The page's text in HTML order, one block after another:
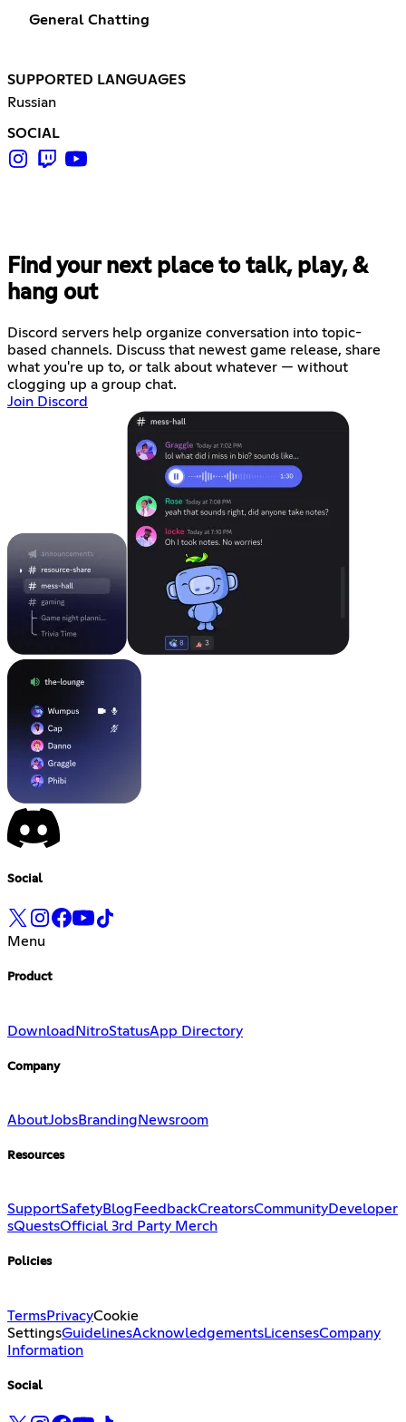
General Chatting
SUPPORTED LANGUAGES
Russian
SOCIAL
Find your next place to talk, play, &
hang out
Discord servers help organize conversation into topic-
based channels. Discuss that newest game release, share
what you're up to, or talk about whatever — without
clogging up a group chat.
Join Discord
Social
Menu
Product
DownloadNitroStatusApp Directory
Company
AboutJobsBranding Newsroom
Resources
SupportSafetyBlog FeedbackCreatorsCommunityDeveloper
sQuestsOfficial 3rd Party Merch
Policies
TermsPrivacyCookie
SettingsGuidelinesAcknowledgementsLicensesCompany
Information
Social